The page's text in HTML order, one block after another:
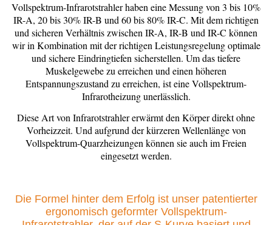
Vollspektrum-Infrarotstrahler haben eine Messung von 3 bis 10%
IR-A, 20 bis 30% IR-B und 60 bis 80% IR-C. Mit dem richtigen
und sicheren Verhältnis zwischen IR-A, IR-B und IR-C können
wir in Kombination mit der richtigen Leistungsregelung optimale
und sichere Eindringtiefen sicherstellen. Um das tiefere
Muskelgewebe zu erreichen und einen höheren
Entspannungszustand zu erreichen, ist eine Vollspektrum-
Infrarotheizung unerlässlich.
Diese Art von Infrarotstrahler erwärmt den Körper direkt ohne
Vorheizzeit. Und aufgrund der kürzeren Wellenlänge von
Vollspektrum-Quarzheizungen können sie auch im Freien
eingesetzt werden.
Die Formel hinter dem Erfolg ist unser patentierter
ergonomisch geformter Vollspektrum-